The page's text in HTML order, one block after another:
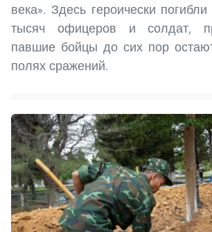
века». Здесь героически
тысяч офицеров и солдат,
павшие бойцы до сих пор
полях сражений.